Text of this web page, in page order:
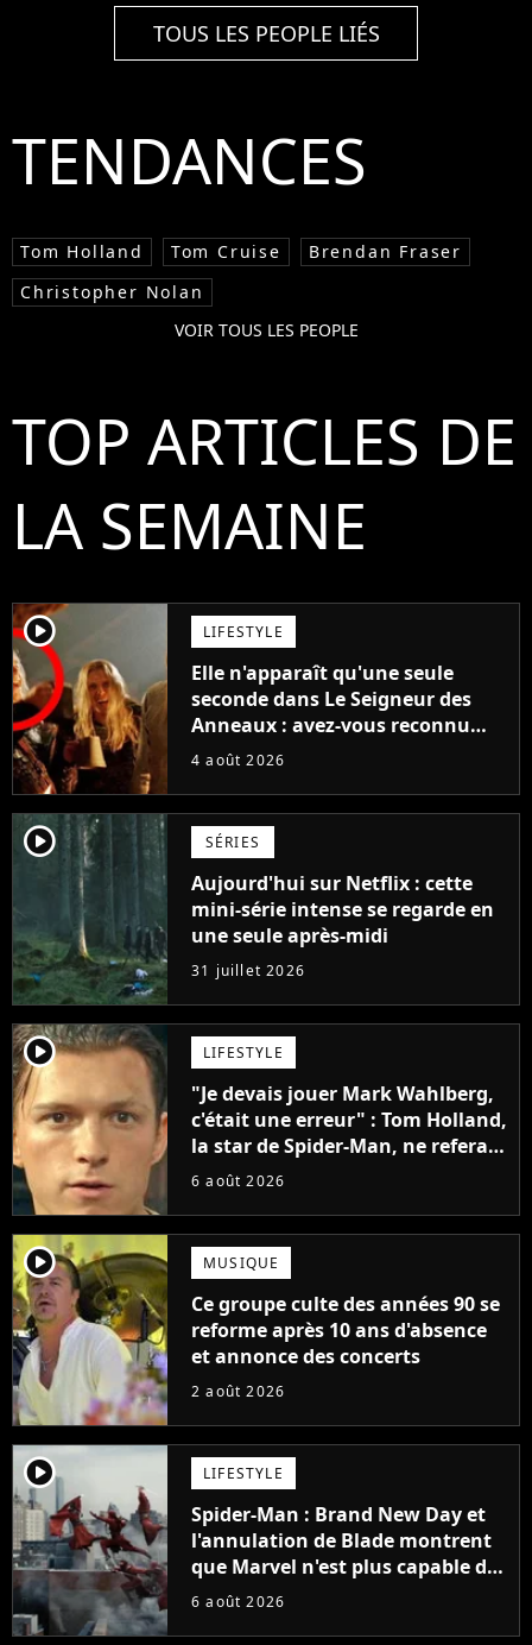
TOUS LES PEOPLE LIÉS
TENDANCES
Tom Holland Tom Cruise
Brendan Fraser
Christopher Nolan
VOIR TOUS LES PEOPLE
TOP ARTICLES DE
LA SEMAINE
player2 LIFESTYLE
Elle n'apparaît qu'une seule
seconde dans Le Seigneur des
Anneaux : avez-vous reconnu
cette légende du cinéma dans la
4 août 2026
player2 SÉRIES
Aujourd'hui sur Netflix : cette
mini-série intense se regarde en
une seule après-midi
31 juillet 2026
player2 LIFESTYLE
"Je devais jouer Mark Wahlberg,
c'était une erreur" : Tom Holland,
la star de Spider-Man, ne referait
pas ce blockbuster
6 août 2026
player2 MUSIQUE
Ce groupe culte des années 90 se
reforme après 10 ans d'absence
et annonce des concerts
2 août 2026
player2 LIFESTYLE
Spider-Man : Brand New Day et
l'annulation de Blade montrent
que Marvel n'est plus capable de
faire quoi que ce soit de simple
6 août 2026